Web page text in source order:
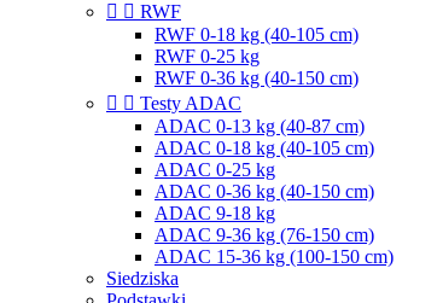
  RWF
RWF 0-18 kg (40-105 cm)
RWF 0-25 kg
RWF 0-36 kg (40-150 cm)
  Testy ADAC
ADAC 0-13 kg (40-87 cm)
ADAC 0-18 kg (40-105 cm)
ADAC 0-25 kg
ADAC 0-36 kg (40-150 cm)
ADAC 9-18 kg
ADAC 9-36 kg (76-150 cm)
ADAC 15-36 kg (100-150 cm)
Siedziska